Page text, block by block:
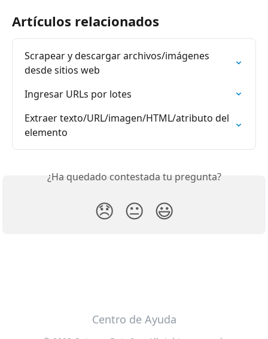
Artículos relacionados
Scrapear y descargar archivos/imágenes
desde sitios web
Ingresar URLs por lotes
Extraer texto/URL/imagen/HTML/atributo del
elemento
¿Ha quedado contestada tu pregunta?
😞 😐 😃
Centro de Ayuda